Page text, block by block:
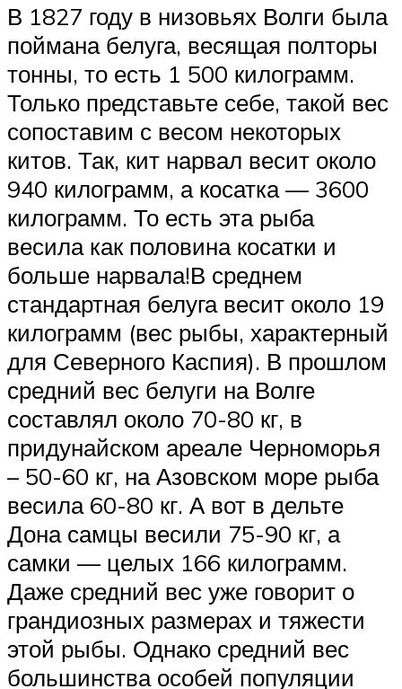
В 1827 году в низовьях Волги была
поймана белуга, весящая полторы
тонны, то есть 1 500 килограмм.
Только представьте себе, такой вес
сопоставим с весом некоторых
китов. Так, кит нарвал весит около
940 килограмм, а косатка — 3600
килограмм. То есть эта рыба
весила как половина косатки и
больше нарвала!В среднем
стандартная белуга весит около 19
килограмм (вес рыбы, характерный
для Северного Каспия). В прошлом
средний вес белуги на Волге
составлял около 70-80 кг, в
придунайском ареале Черноморья
– 50-60 кг, на Азовском море рыба
весила 60-80 кг. А вот в дельте
Дона самцы весили 75-90 кг, а
самки — целых 166 килограмм.
Даже средний вес уже говорит о
грандиозных размерах и тяжести
этой рыбы. Однако средний вес
большинства особей популяции